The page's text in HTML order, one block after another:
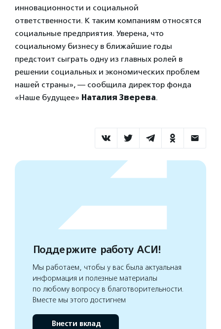
инновационности и социальной
ответственности. К таким компаниям относятся
социальные предприятия. Уверена, что
социальному бизнесу в ближайшие годы
предстоит сыграть одну из главных ролей в
решении социальных и экономических проблем
нашей страны», — сообщила директор фонда
«Наше будущее» Наталия Зверева.
Поддержите работу АСИ!
Мы работаем, чтобы у вас была актуальная
информация и полезные материалы
по любому вопросу в благотворительности.
Вместе мы этого достигнем
Внести вклад